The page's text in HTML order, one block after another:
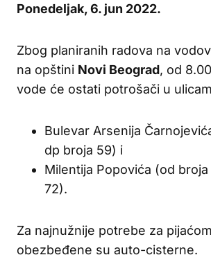
Ponedeljak, 6. jun 2022.
Zbog planiranih radova na
na opštini Novi Beograd, od
vode će ostati potrošači u
Bulevar Arsenija
dp broja 59) i
Milentija Popovića (od
72).
Za najnužnije potrebe za
obezbeđene su auto-cisterne.